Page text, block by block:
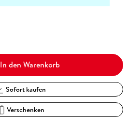
In den Warenkorb
Sofort kaufen
Verschenken